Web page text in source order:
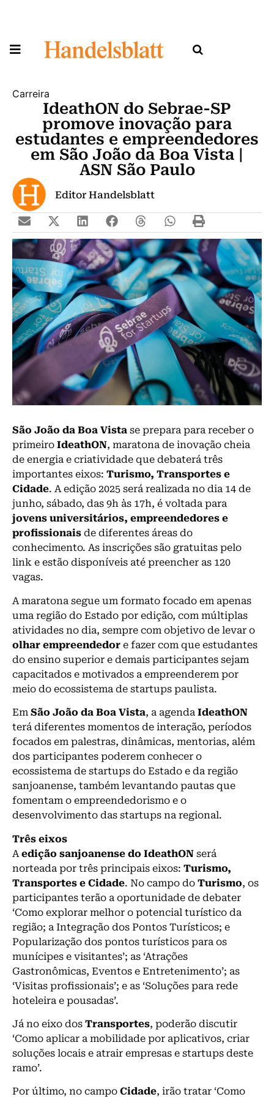
Carreira
IdeathON do Sebrae-SP
promove inovação para
estudantes e empreendedores
em São João da Boa Vista |
ASN São Paulo
Editor Handelsblatt
São João da Boa Vista se prepara para receber o
primeiro IdeathON, maratona de inovação cheia
de energia e criatividade que debaterá três
importantes eixos: Turismo, Transportes e
Cidade. A edição 2025 será realizada no dia 14 de
junho, sábado, das 9h às 17h, é voltada para
jovens universitários, empreendedores e
profissionais de diferentes áreas do
conhecimento. As inscrições são gratuitas pelo
link e estão disponíveis até preencher as 120
vagas.
A maratona segue um formato focado em apenas
uma região do Estado por edição, com múltiplas
atividades no dia, sempre com objetivo de levar o
olhar empreendedor e fazer com que estudantes
do ensino superior e demais participantes sejam
capacitados e motivados a empreenderem por
meio do ecossistema de startups paulista.
Em São João da Boa Vista, a agenda IdeathON
terá diferentes momentos de interação, períodos
focados em palestras, dinâmicas, mentorias, além
dos participantes poderem conhecer o
ecossistema de startups do Estado e da região
sanjoanense, também levantando pautas que
fomentam o empreendedorismo e o
desenvolvimento das startups na regional.
Três eixos
A edição sanjoanense do IdeathON será
norteada por três principais eixos: Turismo,
Transportes e Cidade. No campo do Turismo, os
participantes terão a oportunidade de debater
‘Como explorar melhor o potencial turístico da
região; a Integração dos Pontos Turísticos; e
Popularização dos pontos turísticos para os
munícipes e visitantes’; as ‘Atrações
Gastronômicas, Eventos e Entretenimento’; as
‘Visitas profissionais’; e as ‘Soluções para rede
hoteleira e pousadas’.
Já no eixo dos Transportes, poderão discutir
‘Como aplicar a mobilidade por aplicativos, criar
soluções locais e atrair empresas e startups deste
ramo’.
Por último, no campo Cidade, irão tratar ‘Como